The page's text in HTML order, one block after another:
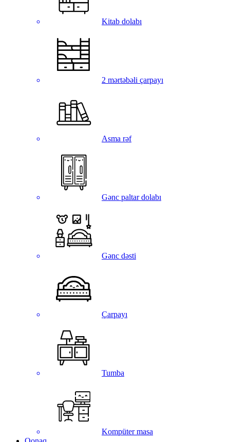
Kitab dolabı
2 mərtəbəli çarpayı
Asma rəf
Gənc paltar dolabı
Gənc dəsti
Çarpayı
Tumba
Kompüter masa